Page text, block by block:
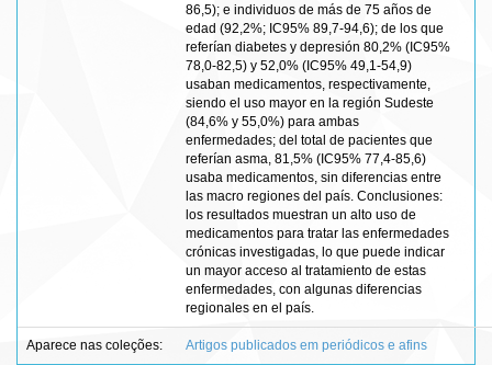
86,5); e individuos de más de 75 años de
edad (92,2%; IC95% 89,7-94,6); de los que
referían diabetes y depresión 80,2% (IC95%
78,0-82,5) y 52,0% (IC95% 49,1-54,9)
usaban medicamentos, respectivamente,
siendo el uso mayor en la región Sudeste
(84,6% y 55,0%) para ambas
enfermedades; del total de pacientes que
referían asma, 81,5% (IC95% 77,4-85,6)
usaba medicamentos, sin diferencias entre
las macro regiones del país. Conclusiones:
los resultados muestran un alto uso de
medicamentos para tratar las enfermedades
crónicas investigadas, lo que puede indicar
un mayor acceso al tratamiento de estas
enfermedades, con algunas diferencias
regionales en el país.
Aparece nas coleções: Artigos publicados em periódicos e afins